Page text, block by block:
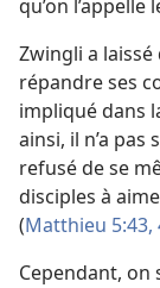
qu’on
Zwingli a
répandre ses
impliqué dans
ainsi, il n’a pas
refusé de se
disciples à
(Matthieu 5:43,
Cependant, on